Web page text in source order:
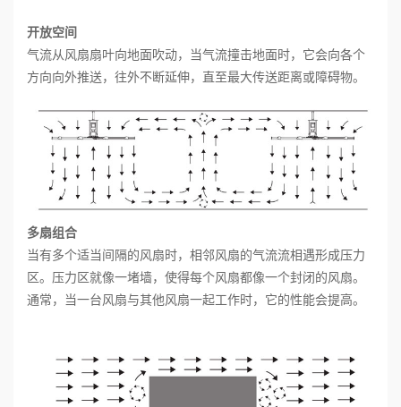
开放空间
气流从风扇扇叶向地面吹动，当气流撞击地面时，它会向各个
方向向外推送，往外不断延伸，直至最大传送距离或障碍物。
多扇组合
当有多个适当间隔的风扇时，相邻风扇的气流流相遇形成压力
区。压力区就像一堵墙，使得每个风扇都像一个封闭的风扇。
通常，当一台风扇与其他风扇一起工作时，它的性能会提高。